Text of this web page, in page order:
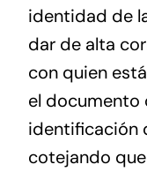
identidad de
dar de alta
con quien
el documento
identificación
cotejando